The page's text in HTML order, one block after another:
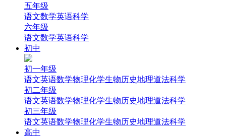
五年级
语文数学英语科学
六年级
语文数学英语科学
初中
初一年级
语文英语数学物理化学生物历史地理道法科学
初二年级
语文英语数学物理化学生物历史地理道法科学
初三年级
语文英语数学物理化学生物历史地理道法科学
高中